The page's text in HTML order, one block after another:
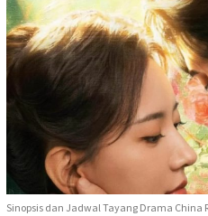
Sinopsis dan Jadwal Tayang Drama China